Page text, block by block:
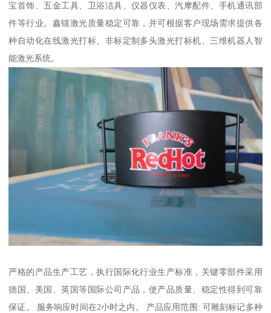
宝首饰、五金工具、卫浴洁具、仪器仪表、汽摩配件、手机通讯部
件等行业。鑫镭激光质量稳定可靠，并可根据客户现场需求提供各
种自动化在线激光打标、非标定制多头激光打标机、三维机器人智
能激光系统。
严格的产品生产工艺，执行国际化行业生产标准，关键零部件采用
德国、美国、英国等国际公司产品，使产品质量、稳定性得到可靠
保证。 服务响应时间在2小时之内。 产品应用范围: 可雕刻标记多种